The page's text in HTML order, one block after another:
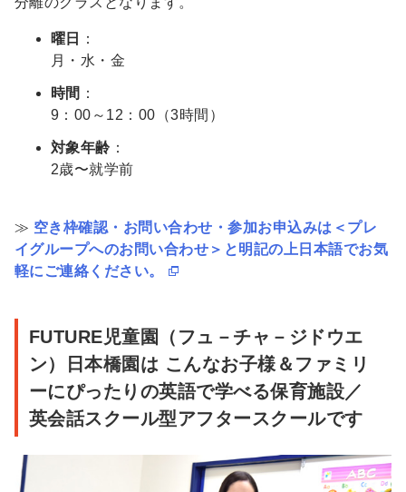
要
曜日
：
月・水・金
時間 ：
9：00～12：00（3時間）
対象年齢 ：
2歳〜就学前
≫ 空き枠確認・お問い合わせ・参加お申込みは＜プレ
イグループへのお問い合わせ＞と明記の上日本語でお気
軽にご連絡ください。
FUTURE児童園（フュ－チャ－ジドウエ
ン）日本橋園は こんなお子様＆ファミリ
ーにぴったりの英語で学べる保育施設／
英会話スクール型アフタースクールです